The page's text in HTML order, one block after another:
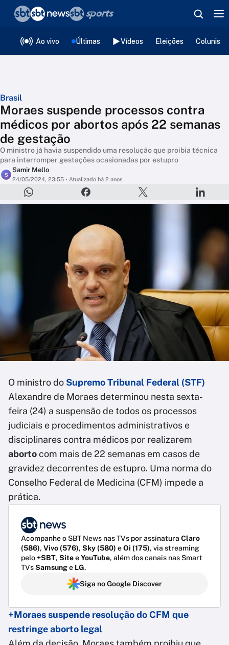
Ao vivo Últimas Vídeos Eleições
Brasil
Moraes suspende processos contra
médicos por abortos após 22 semanas
de gestação
O ministro já havia suspendido uma resolução que proibia técnica
para interromper gestações ocasionadas por estupro
S
Samir Mello
24/05/2024, 23:55 • Atualizado há 2 anos
O ministro do Supremo Tribunal Federal (STF)
Alexandre de Moraes determinou nesta sexta-
feira (24) a suspensão de todos os processos
judiciais e procedimentos administrativos e
disciplinares contra médicos por realizarem
abortocom mais de 22 semanas em casos de
gravidez decorrentes de estupro. Uma norma do
Conselho Federal de Medicina (CFM) impede a
prática.
Acompanhe o SBT News nas TVs por assinatura Claro
(586), Vivo (576), Sky (580) eOi (175), via streaming
pelo+SBT, SiteeYouTube, além dos canais nas Smart
TVsSamsunge LG.
Siga no Google Discover
+Moraes suspende resolução do CFM que
restringe aborto legal
❮voltar
Editorias